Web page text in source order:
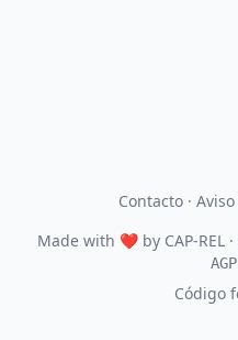
Contacto·
Made with ❤by CAP-REL·
Código